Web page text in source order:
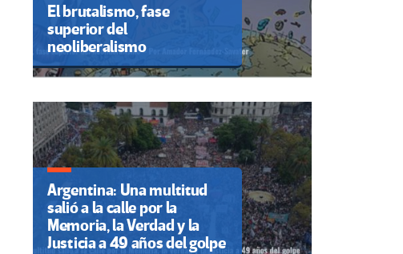
El brutalismo, fase
superior del
neoliberalismo
Argentina: Una multitud
salió a la calle por la
Memoria, la Verdad y la
Justicia a 49 años del golpe